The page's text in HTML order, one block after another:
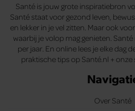
Santé is jouw grote inspiratiebron
Santé staat voor gezond leven,
en lekker in je vel zitten. Maar ook
waarbij je volop mag genieten.
per jaar. En online lees je elke dag
praktische tips op Santé.nl + onze
Over Santé